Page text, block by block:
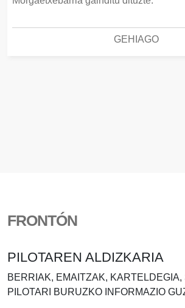
GEHIAGO
FRONTÓN
PILOTAREN ALDIZKARIA
BERRIAK, EMAITZAK,
PILOTARI BURUZKO INFORMAZIO